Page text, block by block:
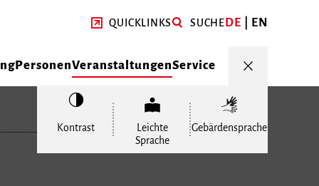
QUICKLINKS SUCHEDE EN
PersonenVeranstaltungenService
Kontrast
Leichte
Sprache
Gebärdensprache